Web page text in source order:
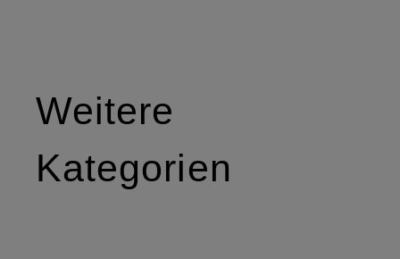
Weitere
Kategorien